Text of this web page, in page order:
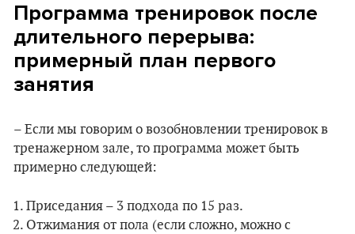
Программа тренировок после
длительного перерыва:
примерный план первого
занятия
– Если мы говорим о возобновлении тренировок в
тренажерном зале, то программа может быть
примерно следующей:
Приседания – 3 подхода по 15 раз.
Отжимания от пола (если сложно, можно с